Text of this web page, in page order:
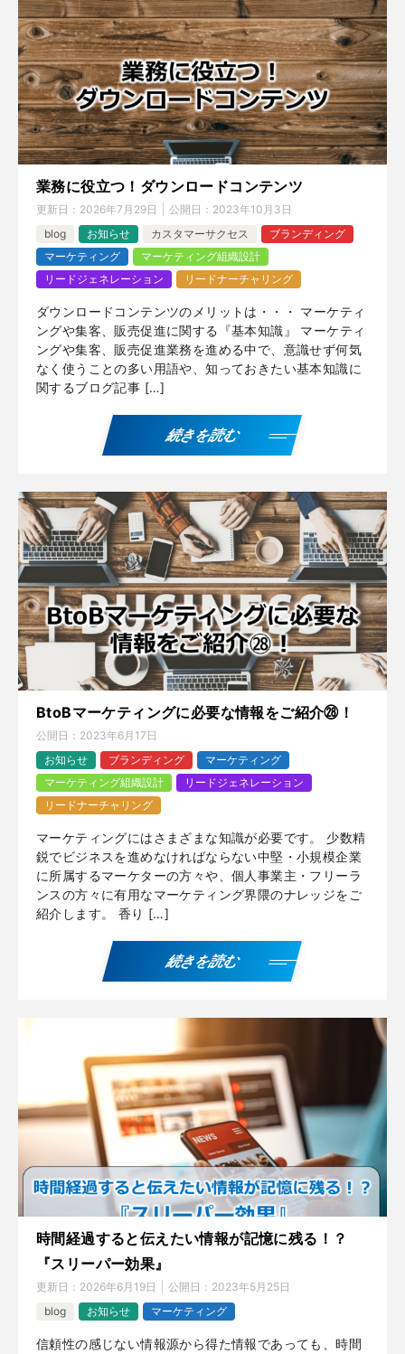
業務に役立つ！ダウンロードコンテンツ
更新日： 2026年7月29日 公開日： 2023年10月3日
blog
お知らせ カスタマーサクセス
ブランディング
マーケティング
マーケティング組織設計
リードジェネレーション
リードナーチャリング
ダウンロードコンテンツのメリットは・・・ マーケティ
ングや集客、販売促進に関する『基本知識』 マーケティ
ングや集客、販売促進業務を進める中で、意識せず何気
なく使うことの多い用語や、知っておきたい基本知識に
関するブログ記事 […]
続きを読む
BtoBマーケティングに必要な情報をご紹介㉘！
公開日： 2023年6月17日
お知らせ
ブランディング
マーケティング
マーケティング組織設計
リードジェネレーション
リードナーチャリング
マーケティングにはさまざまな知識が必要です。 少数精
鋭でビジネスを進めなければならない中堅・小規模企業
に所属するマーケターの方々や、個人事業主・フリーラ
ンスの方々に有用なマーケティング界隈のナレッジをご
紹介します。 香り […]
続きを読む
時間経過すると伝えたい情報が記憶に残る！？
『スリーパー効果』
更新日： 2026年6月19日 公開日： 2023年5月25日
blog
お知らせ マーケティング
信頼性の感じない情報源から得た情報であっても、時間